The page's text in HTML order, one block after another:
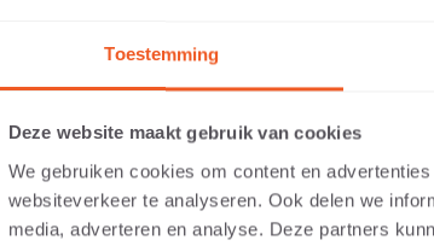
Toestemming
Deze website maakt gebruik van cookies
We gebruiken cookies om content en
websiteverkeer te analyseren. Ook delen we
media, adverteren en analyse. Deze partners
auf:
Gewicht: 71